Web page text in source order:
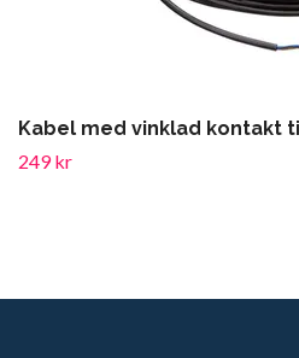
Kabel med vinklad kontakt
249 kr